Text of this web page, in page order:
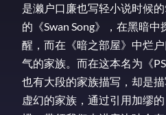
是濑户口廉也写轻小说时候
的《Swan Song》，在黑暗
醒，而在《暗之部屋》中烂
气的家族。而在这本名为《
也有大段的家族描写，却是
虚幻的家族，通过引用加缪